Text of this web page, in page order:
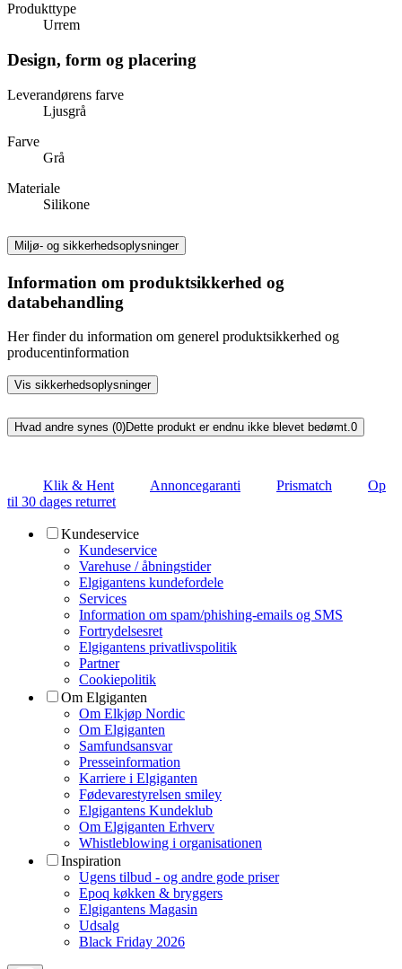
Produkttype
Urrem
Design, form og placering
Leverandørens farve
Ljusgrå
Farve
Grå
Materiale
Silikone
Miljø- og sikkerhedsoplysninger
Information om produktsikkerhed og
databehandling
Her finder du information om generel produktsikkerhed og
producentinformation
Vis sikkerhedsoplysninger
Hvad andre synes (0)Dette produkt er endnu ikke blevet bedømt.0
Klik & Hent Annoncegaranti Prismatch
Op
til 30 dages returret
Kundeservice
Kundeservice
Varehuse / åbningstider
Elgigantens kundefordele
Services
Information om spam/phishing-emails og SMS
Fortrydelsesret
Elgigantens privatlivspolitik
Partner
Cookiepolitik
Om Elgiganten
Om Elkjøp Nordic
Om Elgiganten
Samfundsansvar
Presseinformation
Karriere i Elgiganten
Fødevarestyrelsen smiley
Elgigantens Kundeklub
Om Elgiganten Erhverv
Whistleblowing i organisationen
Inspiration
Ugens tilbud - og andre gode priser
Epoq køkken & bryggers
Elgigantens Magasin
Udsalg
Black Friday 2026